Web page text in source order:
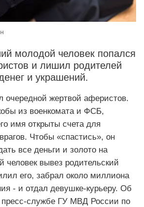
молодой человек попался
и лишил родителей
и украшений.
очередной жертвой аферистов.
из военкомата и ФСБ,
имя открыты счета для
Чтобы «спастись», он
все деньги и золото на
человек вывез родительский
его, забрал около миллиона
- и отдал девушке-курьеру. Об
службе ГУ МВД России по